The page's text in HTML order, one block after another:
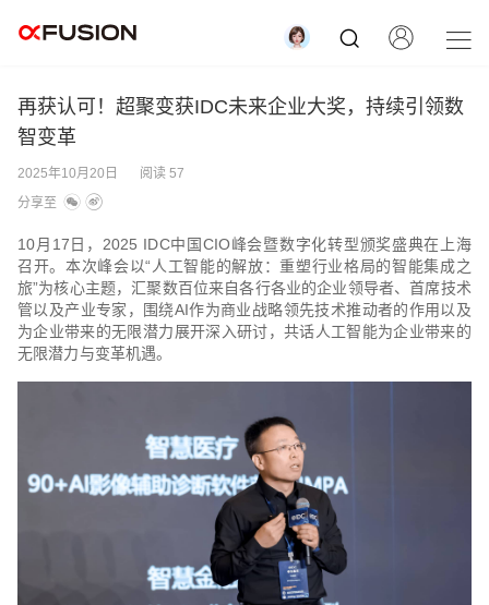
再获认可！超聚变获IDC未来企业大奖，持续引领数
智变革
2025年10月20日
阅读 57
分享至
10月17日，2025 IDC中国CIO峰会暨数字化转型颁奖盛典在上海
召开。本次峰会以“人工智能的解放：重塑行业格局的智能集成之
旅”为核心主题，汇聚数百位来自各行各业的企业领导者、首席技术
管以及产业专家，围绕AI作为商业战略领先技术推动者的作用以及
为企业带来的无限潜力展开深入研讨，共话人工智能为企业带来的
无限潜力与变革机遇。